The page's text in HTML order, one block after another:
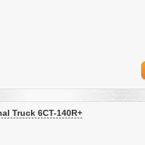
Truck 6CT-140R+